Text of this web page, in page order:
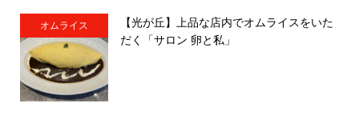
オムライス
【光が丘】上品な店内でオムライスをいた
だく「サロン 卵と私」